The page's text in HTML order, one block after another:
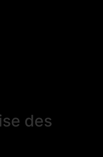
des